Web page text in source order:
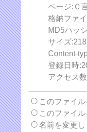
ページ:Ｃ
格納ファ
MD5ハッ
サイズ
Content-
登録日時
アクセス
このファイル
このファイ
名前を変更